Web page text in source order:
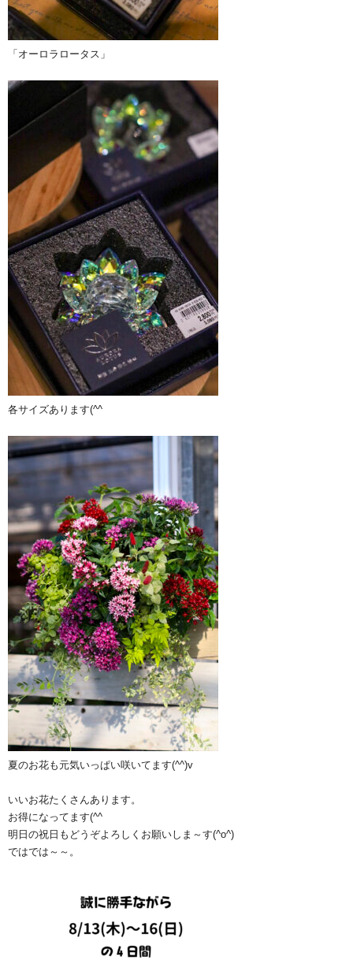
「オーロラロータス」
各サイズあります(^^ゞ
夏のお花も元気いっぱい咲いてます(^^)v
いいお花たくさんあります。
お得になってます(^^ゞ
明日の祝日もどうぞよろしくお願いしま～す(^o^)
ではでは～～。